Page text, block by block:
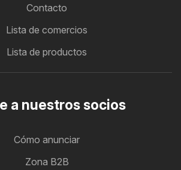
Contacto
Lista de comercios
Lista de productos
a nuestros socios
Cómo anunciar
Zona B2B